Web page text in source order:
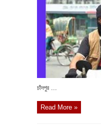
চাঁদপুর ...
Read More »